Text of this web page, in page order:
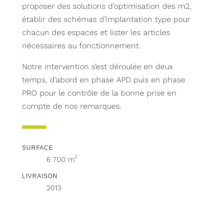
proposer des solutions d’optimisation des m2,
établir des schémas d’implantation type pour
chacun des espaces et lister les articles
nécessaires au fonctionnement.
Notre intervention s’est déroulée en deux
temps, d’abord en phase APD puis en phase
PRO pour le contrôle de la bonne prise en
compte de nos remarques.
SURFACE
6 700 m2
LIVRAISON
2013